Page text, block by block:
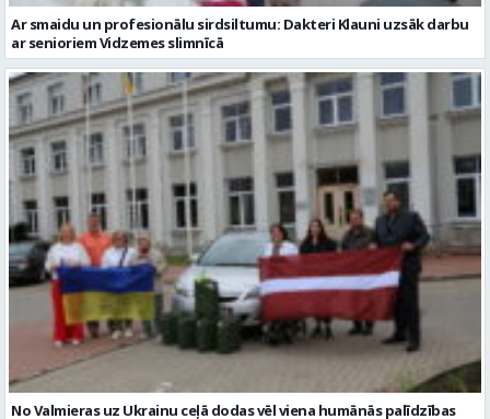
No Valmieras uz Ukrainu ceļā dodas vēl viena humānās palīdzības
automašīna